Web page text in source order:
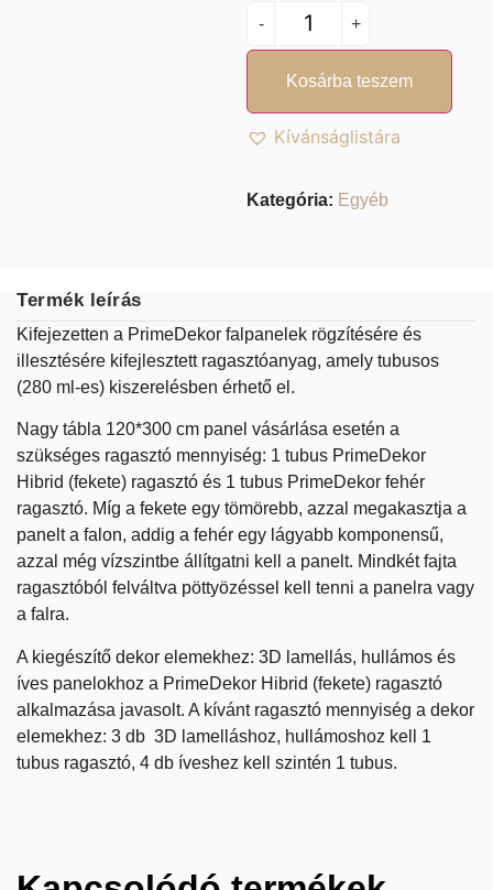
- +
Kosárba teszem
Kívánságlistára
Kategória: Egyéb
Termék leírás
Kifejezetten a PrimeDekor falpanelek rögzítésére és
illesztésére kifejlesztett ragasztóanyag, amely tubusos
(280 ml-es) kiszerelésben érhető el.
Nagy tábla 120*300 cm panel vásárlása esetén a
szükséges ragasztó mennyiség: 1 tubus PrimeDekor
Hibrid (fekete) ragasztó és 1 tubus PrimeDekor fehér
ragasztó. Míg a fekete egy tömörebb, azzal megakasztja a
panelt a falon, addig a fehér egy lágyabb komponensű,
azzal még vízszintbe állítgatni kell a panelt. Mindkét fajta
ragasztóból felváltva pöttyözéssel kell tenni a panelra vagy
a falra.
A kiegészítő dekor elemekhez: 3D lamellás, hullámos és
íves panelokhoz a PrimeDekor Hibrid (fekete) ragasztó
alkalmazása javasolt. A kívánt ragasztó mennyiség a dekor
elemekhez: 3 db 3D lamelláshoz, hullámoshoz kell 1
tubus ragasztó, 4 db íveshez kell szintén 1 tubus.